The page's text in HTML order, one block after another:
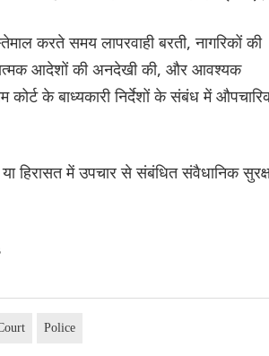
करते समय लापरवाही बरती, नागरिकों की
आदेशों की अनदेखी की, और आवश्यक
के बाध्यकारी निर्देशों के संबंध में
या हिरासत में उपचार से संबंधित संवैधानिक
Police